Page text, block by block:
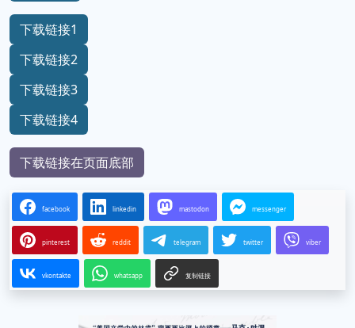
下载链接1
下载链接2
下载链接3
下载链接4
下载链接在页面底部
facebook linkedin mastodon messenger
pinterest reddit telegram twitter viber
vkontakte whatsapp 复制链接